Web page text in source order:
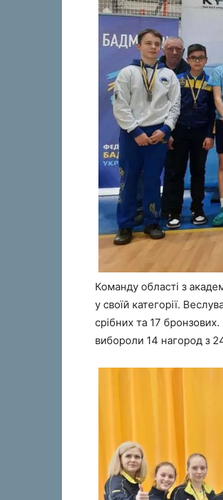
Команду області з
у своїй категорії.
срібних та 17
вибороли 14 нагород з